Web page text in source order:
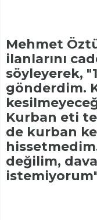
Mehmet
ilanlarını
söyleyerek,
gönderdim.
Kurban eti
de kurban
değilim,